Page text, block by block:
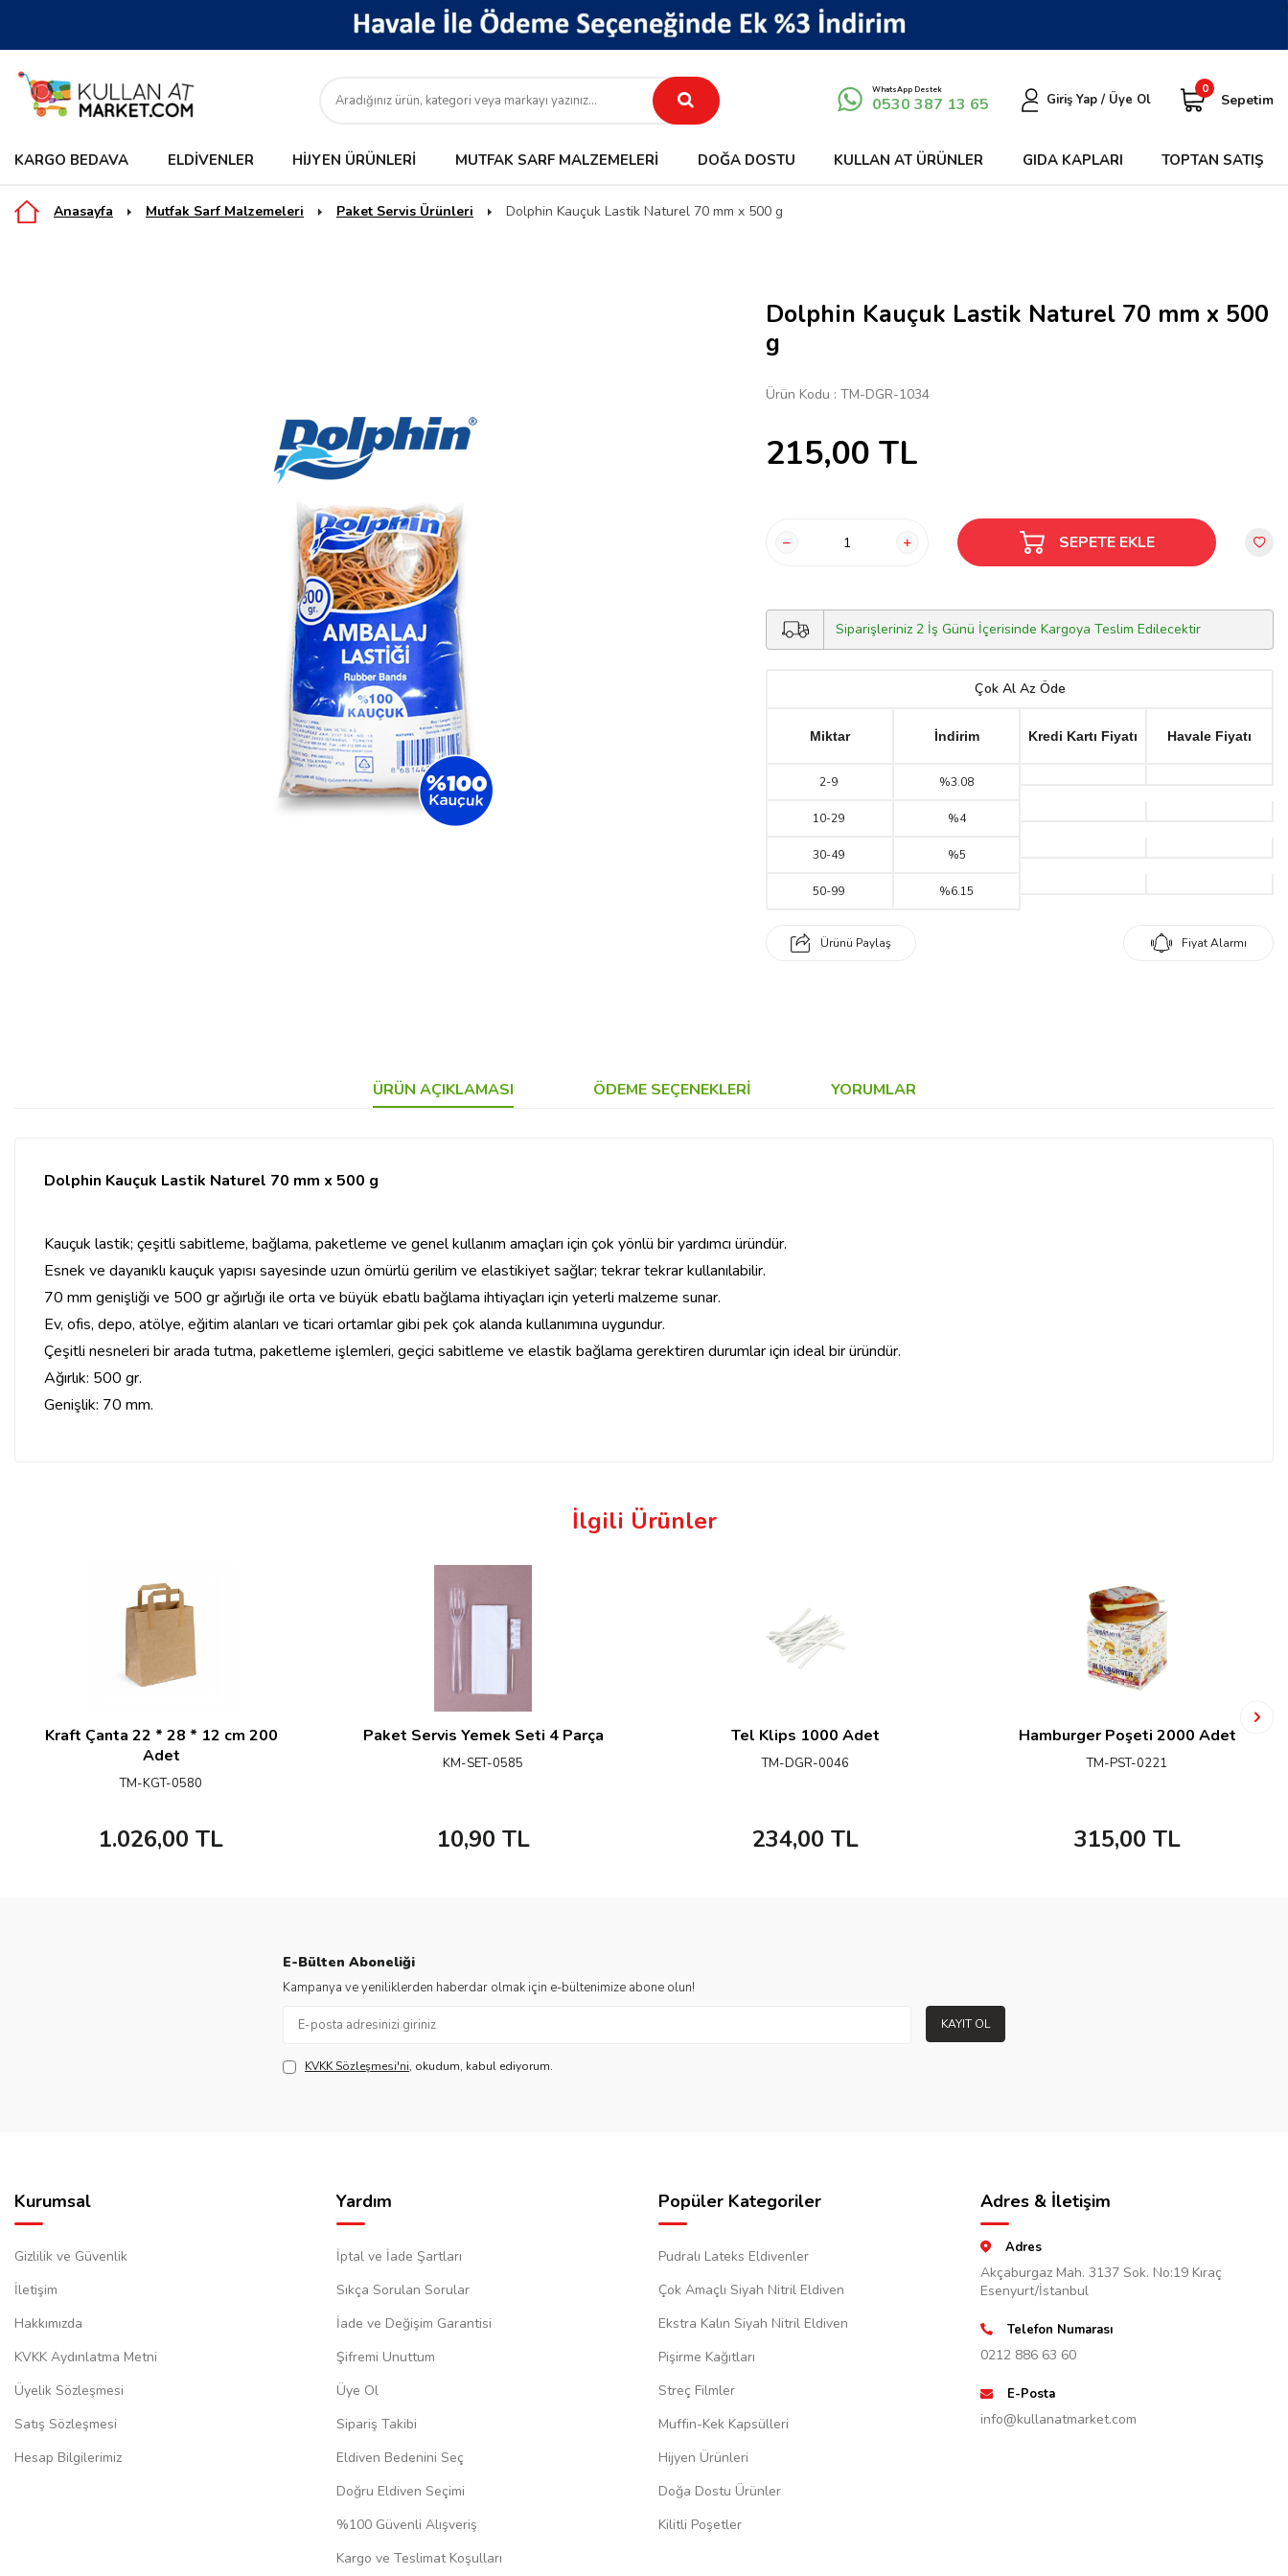
WhatsApp Destek
0530 387 13 65 Giriş Yap / Üye Ol
0
Sepetim
KARGO BEDAVA ELDIVENLER HIJYEN ÜRÜNLERI MUTFAK SARF MALZEMELERI DOĞA DOSTU KULLAN AT ÜRÜNLER GIDA KAPLARI TOPTAN SATIŞ
Anasayfa Mutfak Sarf Malzemeleri Paket Servis Ürünleri Dolphin Kauçuk Lastik Naturel 70 mm x 500 g
Dolphin Kauçuk Lastik Naturel 70 mm x 500
g
Ürün Kodu : TM-DGR-1034
215,00 TL
SEPETE EKLE
Siparişleriniz 2 İş Günü İçerisinde Kargoya Teslim Edilecektir
Çok Al Az Öde
Miktar İndirim Kredi Kartı Fiyatı Havale Fiyatı
2-9 %3.08
10-29 %4
30-49 %5
50-99 %6.15
Ürünü Paylaş Fiyat Alarmı
ÜRÜN AÇIKLAMASI ÖDEME SEÇENEKLERI YORUMLAR
Dolphin Kauçuk Lastik Naturel 70 mm x 500 g
Kauçuk lastik; çeşitli sabitleme, bağlama, paketleme ve genel kullanım amaçları için çok yönlü bir yardımcı üründür.
Esnek ve dayanıklı kauçuk yapısı sayesinde uzun ömürlü gerilim ve elastikiyet sağlar; tekrar tekrar kullanılabilir.
70 mm genişliği ve 500 gr ağırlığı ile orta ve büyük ebatlı bağlama ihtiyaçları için yeterli malzeme sunar.
Ev, ofis, depo, atölye, eğitim alanları ve ticari ortamlar gibi pek çok alanda kullanımına uygundur.
Çeşitli nesneleri bir arada tutma, paketleme işlemleri, geçici sabitleme ve elastik bağlama gerektiren durumlar için ideal bir üründür.
Ağırlık: 500 gr.
Genişlik: 70 mm.
İlgili Ürünler
Kraft Çanta 22 * 28 * 12 cm 200
Adet
TM-KGT-0580
1.026,00 TL
Paket Servis Yemek Seti 4 Parça
KM-SET-0585
10,90 TL
Tel Klips 1000 Adet
TM-DGR-0046
234,00 TL
Hamburger Poşeti 2000 Adet
TM-PST-0221
315,00 TL
E-Bülten Aboneliği
Kampanya ve yeniliklerden haberdar olmak için e-bültenimize abone olun!
KAYIT OL
KVKK Sözleşmesi'ni, okudum, kabul ediyorum.
Kurumsal
Gizlilik ve Güvenlik
İletişim
Hakkımızda
KVKK Aydınlatma Metni
Üyelik Sözleşmesi
Satış Sözleşmesi
Hesap Bilgilerimiz
Yardım
İptal ve İade Şartları
Sıkça Sorulan Sorular
İade ve Değişim Garantisi
Şifremi Unuttum
Üye Ol
Sipariş Takibi
Eldiven Bedenini Seç
Doğru Eldiven Seçimi
%100 Güvenli Alışveriş
Kargo ve Teslimat Koşulları
Popüler Kategoriler
Pudralı Lateks Eldivenler
Çok Amaçlı Siyah Nitril Eldiven
Ekstra Kalın Siyah Nitril Eldiven
Pişirme Kağıtları
Streç Filmler
Muffin-Kek Kapsülleri
Hijyen Ürünleri
Doğa Dostu Ürünler
Kilitli Poşetler
Adres & İletişim
Adres
Akçaburgaz Mah. 3137 Sok. No:19 Kıraç
Esenyurt/İstanbul
Telefon Numarası
0212 886 63 60
E-Posta
info@kullanatmarket.com